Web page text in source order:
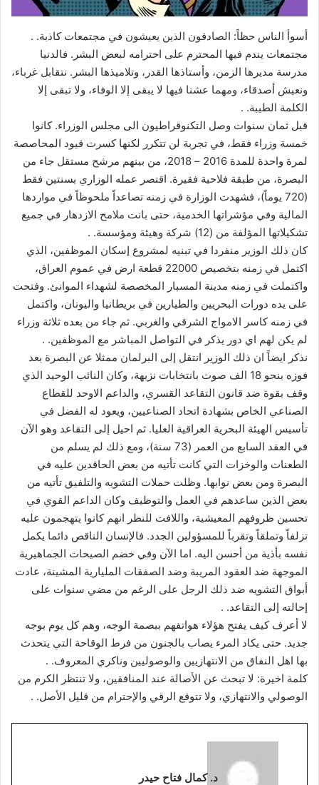
أسوأ الناس حظاً: الصادقون الذين يعيشون في مجتمعات كاذبة. .
مجتمعات يندم فيها المحترم على احترامه لبعض البشر. فالدنيا
مدرسة مديرها الزمن، وأستاذها القدر، وتلاميذها البشر. نتقابل غرباء،
ونعيش أصدقاء، ومهما عشنا فيها لا يبقى إلا الوفاء، ولا تبقى إلا
الكلمة الطيبة. .
قبل ثمان سنوات وصل التكنوقراطيون الى مجلس الوزراء. كانوا
خمسة وزراء فقط، في تجربة لن تتكرر لكنها كسرت قيود المحاصصة
لمرة واحدة للمدة 2016 – 2018، من بينهم مرشح مستقل جاء من
البصرة، من طبقة فلاحية فقيرة. اقتصر عمله الوزاري بسنتين فقط
(720 يوماً)، فشهدت الوزارة في زمنه تصاعداً ملحوظاً في مواردها
المالية وفي مؤشراتها الخدمية، حتى بانت ملامح الازدهار في جميع
تشكيلاتها المؤلفة من (12) شركة وهيئة ومؤسسة. .
كان ذلك الوزير منفردا في تبنيه لمشروع إسكان الموظفين، الذي
اكتمل في زمنه بتخصيص 22000 قطعة ارض في عموم العراق،
واكتملت في زمنه مدينة المسبار المخصصة لشهداء الموانئ. وفتحت
على يده دورات البحريين والطيارين في بريطانيا واليونان، واكتمل
في زمنه كاسر الامواج الشرقي والغربي. ثم جاء من بعده ثلاثة وزراء
لم يكن لهم اي دور يذكر في التواصل المباشر مع الموظفين. .
نذكر ايضاً ان ذلك الوزير انتقل إلى البرلمان ممثلا عن البصرة بعد
فوزه بنحو 18 الف صوت بانتخابات نزيهة، وكان النائب الوحيد الذي
وقف بقوة ضد قانون التقاعد القسري، والداعم الاوحد للقطاع
الصناعي الخاص بشهادة اتحاد الصناعيين، ويعود له الفضل في
تأسيس الهيئة البحرية العراقية العليا. ثم احيل إلى التقاعد وهو الآن
في العقد السابع من العمر (73 سنة)، ومع ذلك لم يسلم من
الطعنات والوخزات التي كانت تأتيه من بعض الحاقدين عليه في
البصرة ومن بعض نوابها. وظلت حملات التشويه والتلفيق تأتيه من
بعض الذين ساعدهم في العمل والتوظيف وكان الداعم القوي في
تحسين ظروفهم المعيشية، واللافت للنظر انهم كانوا يتهجمون عليه
تزلفاً وتملقاً وتقرباً للمسؤولين الجدد. فالإنسان الناقص دائما يكمل
نفسه بأذية من أحسن اليه. اما الآن وفي خضم الصيحات الجماهيرية
الموجهة ضد العقود المريبة وضد الصفقات المليارية المشينة، عادت
أبواق التشويه ضد ذلك الرجل على الرغم من مضي سنوات على
إحالته إلى التقاعد. .
لا أعرف كيف يفتح هؤلاء هواتفهم ببصمة الوجه، وهم كل يوم بوجه
جديد. حتى يكاد المرء يصاب بالجنون من فرط الوقاحة التي يتحدث
بها اهل النفاق من الانتهازيين والوصوليين وناكري المعروف. .
كلمة اخيرة: لا تبحث عن الأصالة عند المنافقين، ولا تنتظر الكرم من
الوصولي والانتهازي، ولا تتوقع الرقي والإحترام من قليل الأصل. .
د. كمال فتاح حيدر